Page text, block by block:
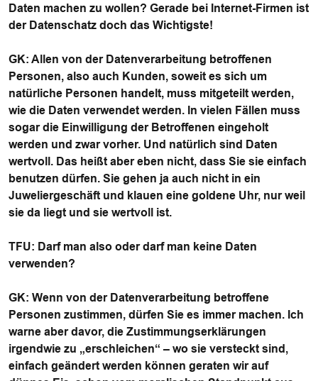
Daten machen zu wollen? Gerade bei Internet-Firmen ist
der Datenschatz doch das Wichtigste!
GK: Allen von der Datenverarbeitung betroffenen
Personen, also auch Kunden, soweit es sich um
natürliche Personen handelt, muss mitgeteilt werden,
wie die Daten verwendet werden. In vielen Fällen muss
sogar die Einwilligung der Betroffenen eingeholt
werden und zwar vorher. Und natürlich sind Daten
wertvoll. Das heißt aber eben nicht, dass Sie sie einfach
benutzen dürfen. Sie gehen ja auch nicht in ein
Juweliergeschäft und klauen eine goldene Uhr, nur weil
sie da liegt und sie wertvoll ist.
TFU: Darf man also oder darf man keine Daten
verwenden?
GK: Wenn von der Datenverarbeitung betroffene
Personen zustimmen, dürfen Sie es immer machen. Ich
warne aber davor, die Zustimmungserklärungen
irgendwie zu „erschleichen“ – wo sie versteckt sind,
einfach geändert werden können geraten wir auf